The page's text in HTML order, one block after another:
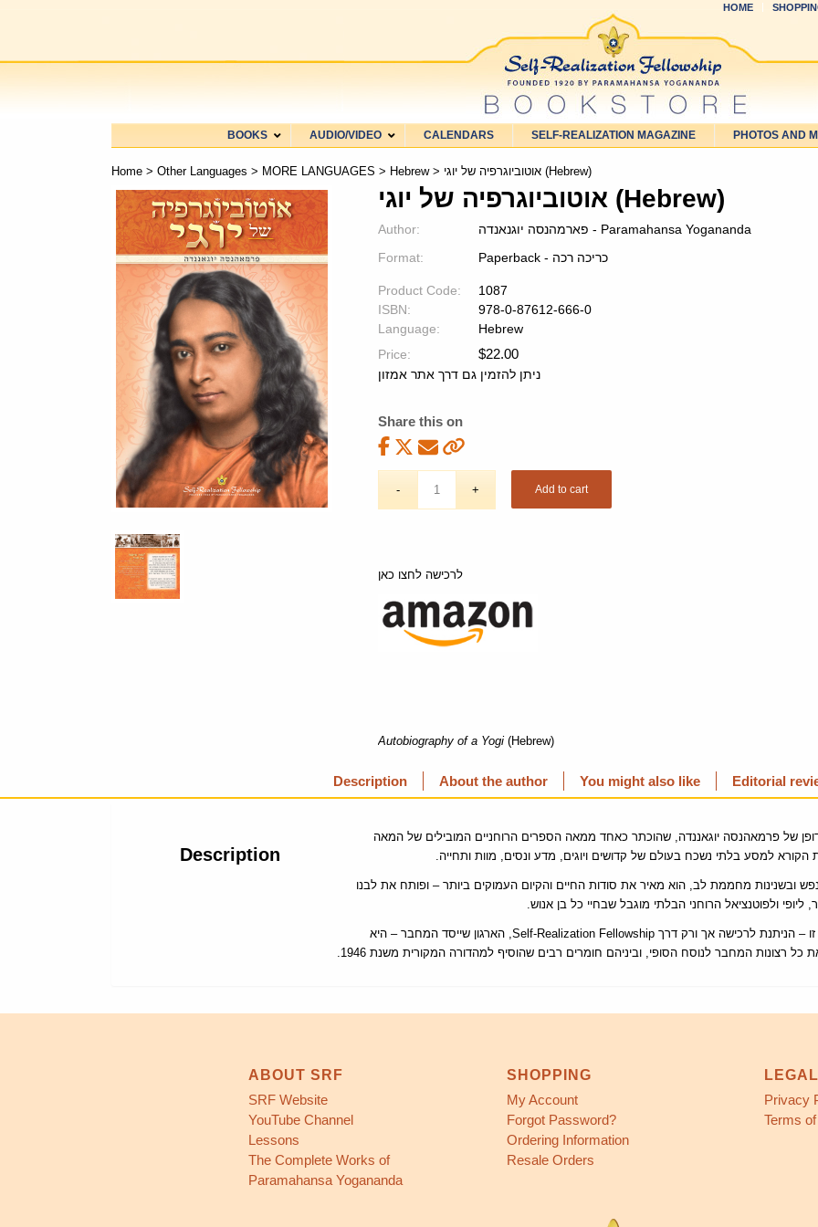
HOME
BOOKS AUDIO/VIDEO CALENDARS SELF-REALIZATION MAGAZINE PHOTOS AND
Home > Other Languages > MORE LANGUAGES > Hebrew > אוטוביוגרפיה של יוגי (Hebrew)
אוטוביוגרפיה של יוגי (Hebrew)
Author:
פארמהנסה יוגנאנדה - Paramahansa Yogananda
Format:
Paperback - כריכה רכה
Product Code:
1087
ISBN:
978-0-87612-666-0
Language:
Hebrew
Price:
$22.00
ניתן להזמין גם דרך אתר אמזון
Share this on
Add to cart
לרכישה לחצו כאן
Autobiography of a Yogi (Hebrew)
Description About the author You might also like Editorial
Description
הדופן של פרמאהנסה יוגאננדה, שהוכתר כאחד ממאה הספרים הרוחניים המובילים של המאה
למסע בלתי נשכח בעולם של קדושים ויוגים, מדע ונסים, מוות ותחייה.
ובשנינות מחממת לב, הוא מאיר את סודות החיים והקיום העמוקים ביותר – ופותח את לבנו
ליופי ולפוטנציאל הרוחני הבלתי מוגבל שבחיי כל בן אנוש.
מהדורה מורחבת זו – הניתנת לרכישה אך ורק דרך Self-Realization Fellowship, הארגון שייסד המחבר – היא
כל רצונות המחבר לנוסח הסופי, וביניהם חומרים רבים שהוסיף למהדורה המקורית משנת 1946.
ABOUT SRF
SRF Website
YouTube Channel
Lessons
The Complete Works of
Paramahansa Yogananda
SHOPPING
My Account
Forgot Password?
Ordering Information
Resale Orders
Privacy
Terms